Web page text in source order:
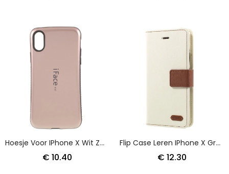
Hoesje Voor IPhone X Wit Zwart - Iface Mall Flitsend
€ 10.40
Flip Case Leren IPhone X Groen Magenta Tweekleurige Stof
€ 12.30